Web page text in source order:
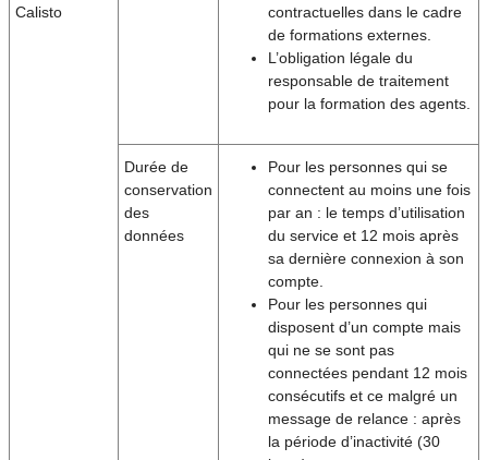
Calisto
contractuelles dans le cadre
de formations externes.
L’obligation légale du
responsable de traitement
pour la formation des agents.
Durée de
conservation
des
données
Pour les personnes qui se
connectent au moins une fois
par an : le temps d’utilisation
du service et 12 mois après
sa dernière connexion à son
compte.
Pour les personnes qui
disposent d’un compte mais
qui ne se sont pas
connectées pendant 12 mois
consécutifs et ce malgré un
message de relance : après
la période d’inactivité (30